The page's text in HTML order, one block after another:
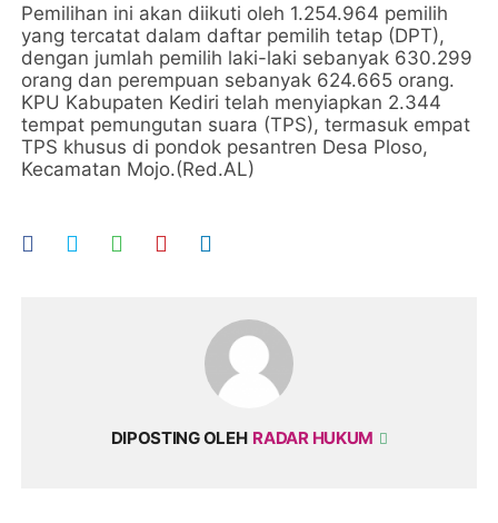
Pemilihan ini akan diikuti oleh 1.254.964 pemilih
yang tercatat dalam daftar pemilih tetap (DPT),
dengan jumlah pemilih laki-laki sebanyak 630.299
orang dan perempuan sebanyak 624.665 orang.
KPU Kabupaten Kediri telah menyiapkan 2.344
tempat pemungutan suara (TPS), termasuk empat
TPS khusus di pondok pesantren Desa Ploso,
Kecamatan Mojo.(Red.AL)
DIPOSTING OLEH RADAR HUKUM